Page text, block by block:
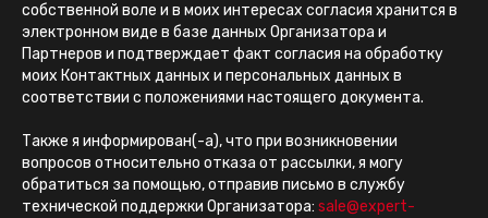
собственной воле и в моих интересах согласия хранится в
электронном виде в базе данных Организатора и
Партнеров и подтверждает факт согласия на обработку
моих Контактных данных и персональных данных в
соответствии с положениями настоящего документа.
Также я информирован(-а), что при возникновении
вопросов относительно отказа от рассылки, я могу
обратиться за помощью, отправив письмо в службу
технической поддержки Организатора: sale@expert-